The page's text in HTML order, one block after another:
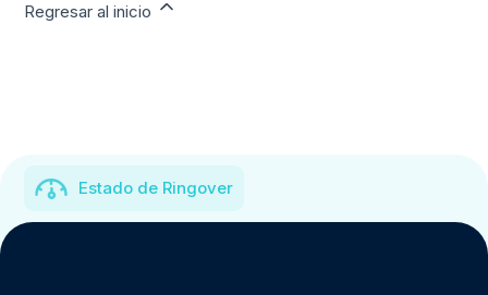
Regresar al inicio
Estado de Ringover